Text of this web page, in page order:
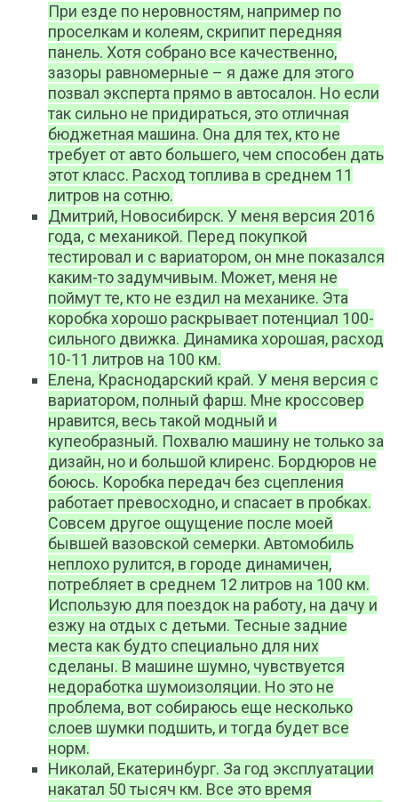
При езде по неровностям, например по
проселкам и колеям, скрипит передняя
панель. Хотя собрано все качественно,
зазоры равномерные – я даже для этого
позвал эксперта прямо в автосалон. Но если
так сильно не придираться, это отличная
бюджетная машина. Она для тех, кто не
требует от авто большего, чем способен дать
этот класс. Расход топлива в среднем 11
литров на сотню.
Дмитрий, Новосибирск. У меня версия 2016
года, с механикой. Перед покупкой
тестировал и с вариатором, он мне показался
каким-то задумчивым. Может, меня не
поймут те, кто не ездил на механике. Эта
коробка хорошо раскрывает потенциал 100-
сильного движка. Динамика хорошая, расход
10-11 литров на 100 км.
Елена, Краснодарский край. У меня версия с
вариатором, полный фарш. Мне кроссовер
нравится, весь такой модный и
купеобразный. Похвалю машину не только за
дизайн, но и большой клиренс. Бордюров не
боюсь. Коробка передач без сцепления
работает превосходно, и спасает в пробках.
Совсем другое ощущение после моей
бывшей вазовской семерки. Автомобиль
неплохо рулится, в городе динамичен,
потребляет в среднем 12 литров на 100 км.
Использую для поездок на работу, на дачу и
езжу на отдых с детьми. Тесные задние
места как будто специально для них
сделаны. В машине шумно, чувствуется
недоработка шумоизоляции. Но это не
проблема, вот собираюсь еще несколько
слоев шумки подшить, и тогда будет все
норм.
Николай, Екатеринбург. За год эксплуатации
накатал 50 тысяч км. Все это время